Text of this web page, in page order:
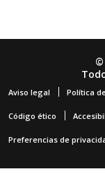
©
Aviso legal Política
Código ético
Preferencias de